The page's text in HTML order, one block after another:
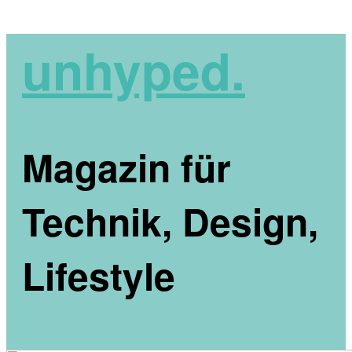
unhyped.
Magazin für
Technik, Design,
Lifestyle